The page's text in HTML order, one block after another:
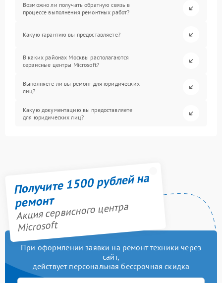
Возможно ли получать обратную связь в
процессе выполнения ремонтных работ?
Какую гарантию вы предоставляете?
В каких районах Москвы располагаются
сервисные центры Microsoft?
Выполняете ли вы ремонт для юридических
лиц?
Какую документацию вы предоставляете
для юридических лиц?
Получите 1500 рублей на
ремонт
Акция сервисного центра
Microsoft
При оформлении заявки на ремонт техники через
сайт,
действует персональная бессрочная скидка